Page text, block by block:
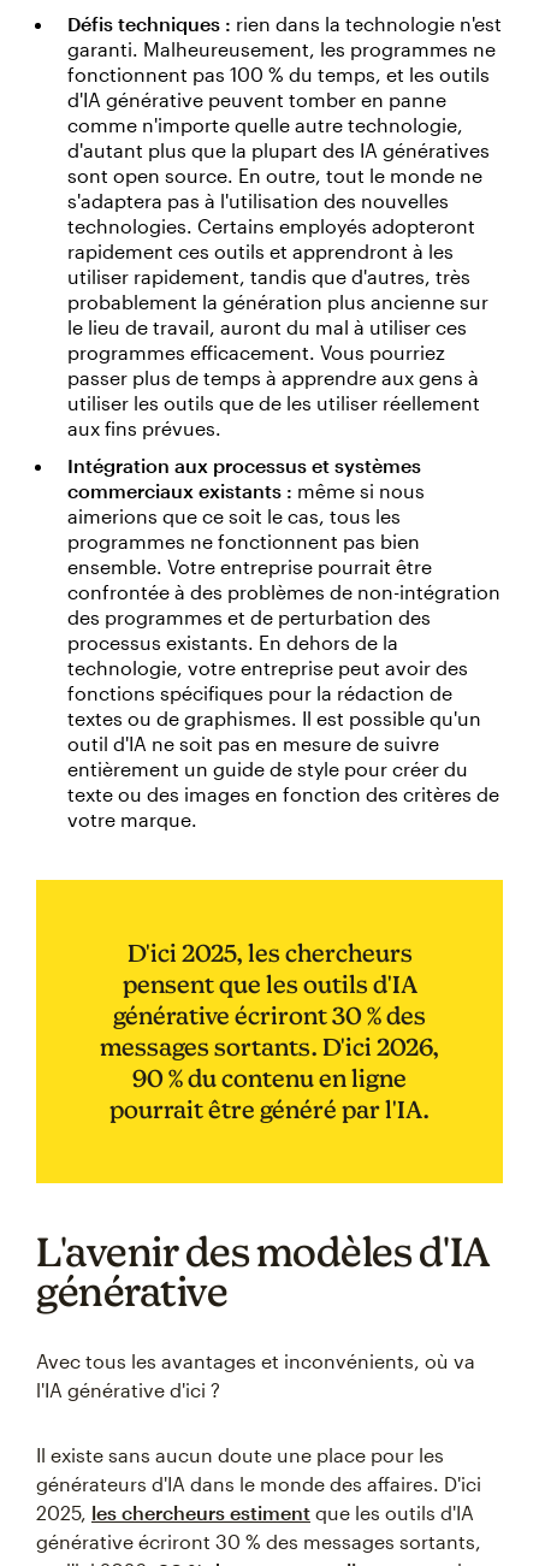
Défis techniques : rien dans la technologie n'est
garanti. Malheureusement, les programmes ne
fonctionnent pas 100 % du temps, et les outils
d'IA générative peuvent tomber en panne
comme n'importe quelle autre technologie,
d'autant plus que la plupart des IA génératives
sont open source. En outre, tout le monde ne
s'adaptera pas à l'utilisation des nouvelles
technologies. Certains employés adopteront
rapidement ces outils et apprendront à les
utiliser rapidement, tandis que d'autres, très
probablement la génération plus ancienne sur
le lieu de travail, auront du mal à utiliser ces
programmes efficacement. Vous pourriez
passer plus de temps à apprendre aux gens à
utiliser les outils que de les utiliser réellement
aux fins prévues.
Intégration aux processus et systèmes
commerciaux existants : même si nous
aimerions que ce soit le cas, tous les
programmes ne fonctionnent pas bien
ensemble. Votre entreprise pourrait être
confrontée à des problèmes de non-intégration
des programmes et de perturbation des
processus existants. En dehors de la
technologie, votre entreprise peut avoir des
fonctions spécifiques pour la rédaction de
textes ou de graphismes. Il est possible qu'un
outil d'IA ne soit pas en mesure de suivre
entièrement un guide de style pour créer du
texte ou des images en fonction des critères de
votre marque.
D'ici 2025, les chercheurs
pensent que les outils d'IA
générative écriront 30 % des
messages sortants. D'ici 2026,
90 % du contenu en ligne
pourrait être généré par l'IA.
L'avenir des modèles d'IA
générative
Avec tous les avantages et inconvénients, où va
l'IA générative d'ici ?
Il existe sans aucun doute une place pour les
générateurs d'IA dans le monde des affaires. D'ici
2025, les chercheurs estiment que les outils d'IA
générative écriront 30 % des messages sortants,